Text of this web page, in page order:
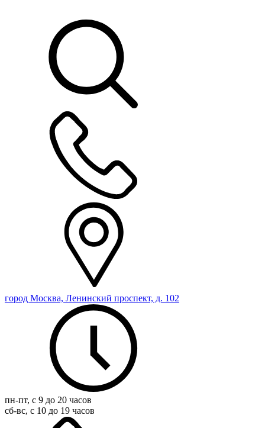
город Москва, Ленинский проспект, д. 102
пн-пт, с 9 до 20 часов
сб-вс, с 10 до 19 часов